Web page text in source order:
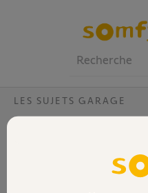
Volet
LES SUJETS GARAGE
Barre palpeuse
J'ai une vieille porte de garage
boîtier rollixio optimo.Il est